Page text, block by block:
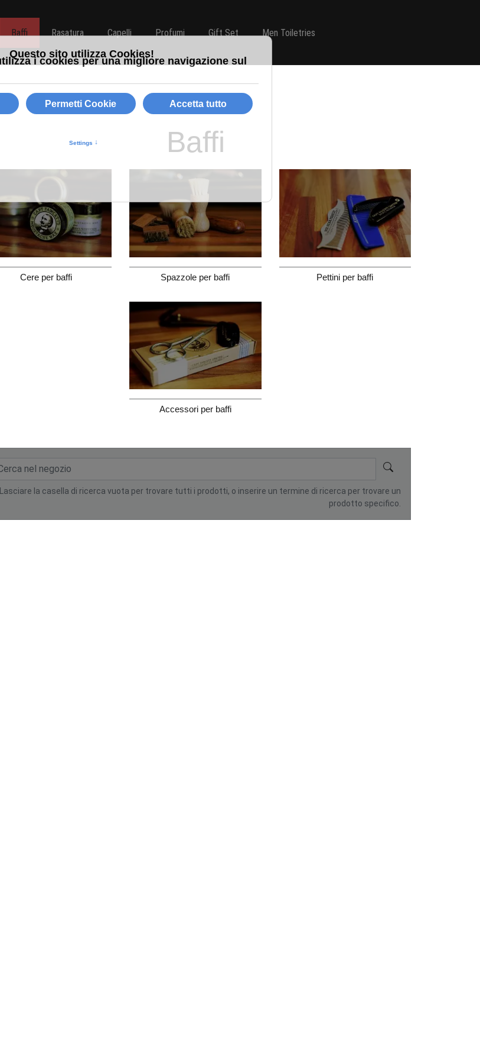
Baffi Rasatura Capelli Profumi Gift Set Men Toiletries
Baffi
Cere per baffi Spazzole per baffi Pettini per baffi
Accessori per baffi
Lasciare la casella di ricerca vuota per trovare tutti i prodotti, o inserire un termine di ricerca per trovare un
prodotto specifico.